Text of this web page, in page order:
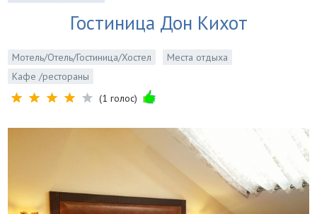
Гостиница Дон Кихот
Мотель/Отель/Гостиница/Хостел
Места отдыха
Кафе /рестораны
(1 голос)